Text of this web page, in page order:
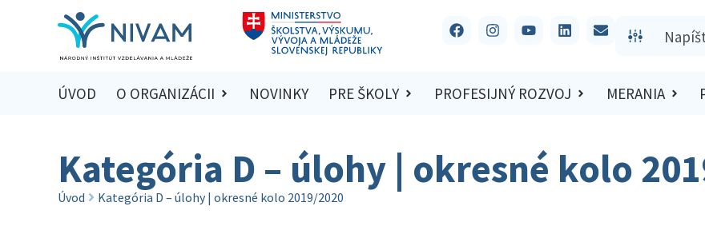
ÚVOD O ORGANIZÁCII NOVINKY PRE ŠKOLY PROFESIJNÝ ROZVOJ MERANIA
Kategória D – úlohy | okresné kolo
Úvod Kategória D – úlohy | okresné kolo 2019/2020